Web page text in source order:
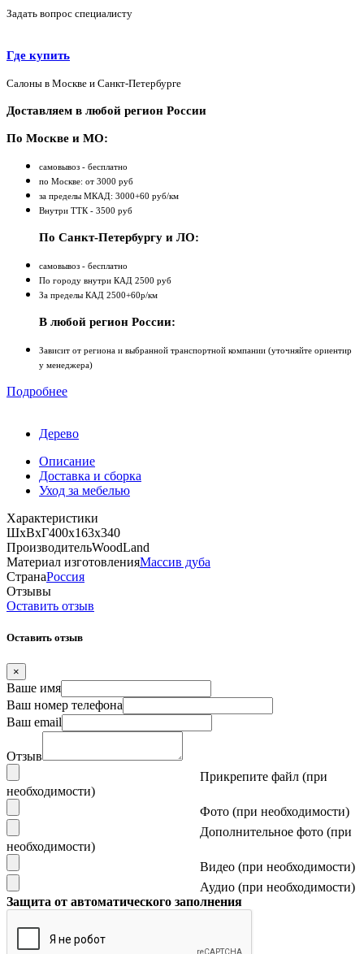
Задать вопрос специалисту
Где купить
Салоны в Москве и Санкт-Петербурге
Доставляем в любой регион России
По Москве и МО:
самовывоз - бесплатно
по Москве: от 3000 руб
за пределы МКАД: 3000+60 руб/км
Внутри ТТК - 3500 руб
По Санкт-Петербургу и ЛО:
самовывоз - бесплатно
По городу внутри КАД 2500 руб
За пределы КАД 2500+60р/км
В любой регион России:
Зависит от региона и выбранной транспортной компании (уточняйте ориентир
у менеджера)
Подробнее
Дерево
Описание
Доставка и сборка
Уход за мебелью
Характеристики
ШхВхГ400х163х340
ПроизводительWoodLand
Материал изготовленияМассив дуба
СтранаРоссия
Отзывы
Оставить отзыв
Оставить отзыв
×
Ваше имя
Ваш номер телефона
Ваш email
Отзыв
Прикрепите файл (при
необходимости)
Фото (при необходимости)
Дополнительное фото (при
необходимости)
Видео (при необходимости)
Аудио (при необходимости)
Защита от автоматического заполнения